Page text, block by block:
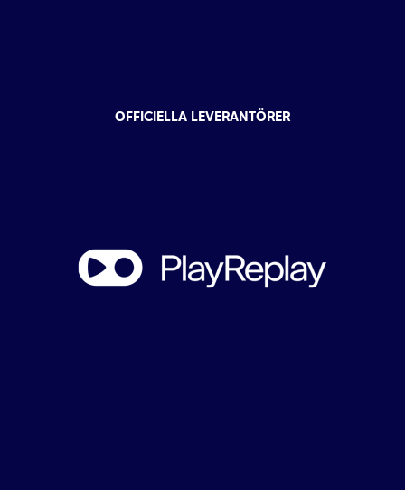
OFFICIELLA LEVERANTÖRER